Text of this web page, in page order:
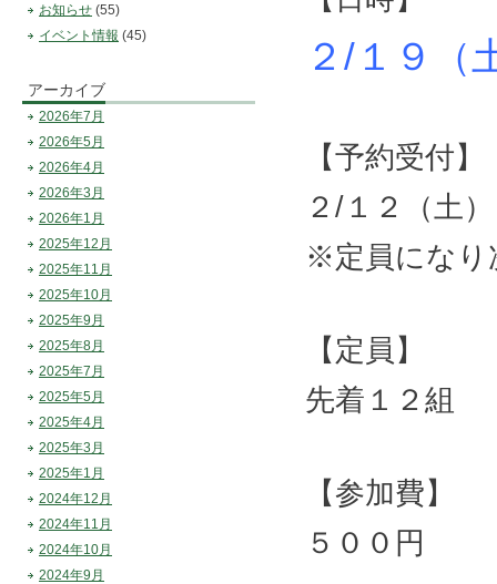
２/１９
【予約受付】
２/１２（土
※定員になり
【定員】
先着１２組
【参加費】
５００円
お知らせ (55)
イベント情報 (45)
アーカイブ
2026年7月
2026年5月
2026年4月
2026年3月
2026年1月
2025年12月
2025年11月
2025年10月
2025年9月
2025年8月
2025年7月
2025年5月
2025年4月
2025年3月
2025年1月
2024年12月
2024年11月
2024年10月
2024年9月